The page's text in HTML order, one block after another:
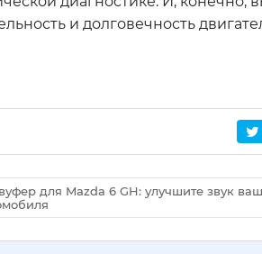
и долговечность
для Mazda 6 GH: улучшите звук